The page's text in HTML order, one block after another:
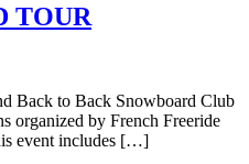
TOUR
Back to Back Snowboard Club
organized by French Freeride
event includes […]